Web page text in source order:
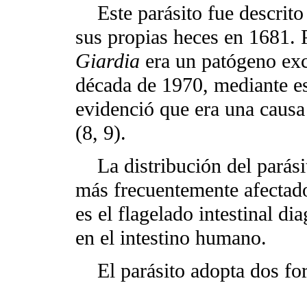
Este parásito fue
sus propias heces en 1681.
Giardia era un patógeno
década de 1970, mediante
evidenció que era una
(8, 9).
La distribución del
más frecuentemente
es el flagelado intestinal
en el intestino humano.
El parásito adopta dos